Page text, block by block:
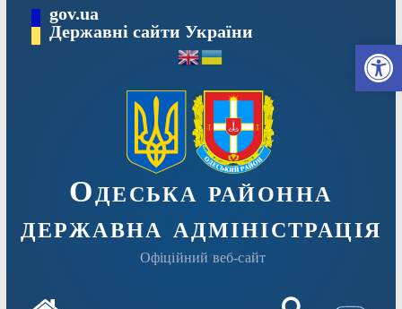
Перейтиgov.ua
Державні сайти України
Одеська районна
державна адміністрація
Офіційний веб-сайт